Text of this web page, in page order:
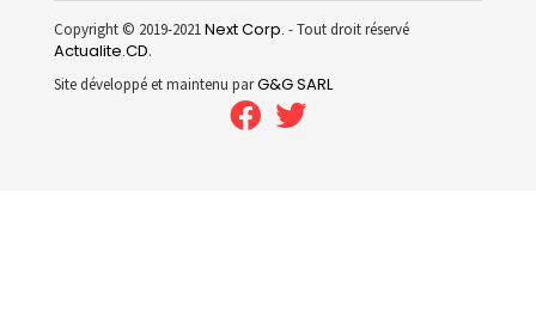
Copyright © 2019-2021Next Corp. - Tout droit réservé
Actualite.CD.
Site développé et maintenu parG&G SARL